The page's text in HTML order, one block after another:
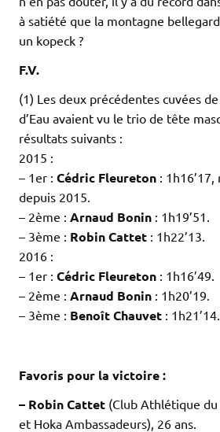
à satiété que la montagne
un kopeck ?
F.V.
(1) Les deux précédentes cuvées
d’Eau avaient vu le trio de tête
résultats suivants :
2015 :
– 1er : Cédric Fleureton :
depuis 2015.
– 2ème : Arnaud Bonin : 1h19’51.
– 3ème : Robin Cattet : 1h22’13.
2016 :
– 1er : Cédric Fleureton : 1h16’49.
– 2ème : Arnaud Bonin : 1h20’19.
– 3ème : Benoît Chauvet : 1h21’14.
Favoris pour la victoire :
– Robin Cattet (Club Athlétique
et Hoka Ambassadeurs), 26 ans.